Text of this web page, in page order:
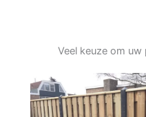
Veel keuze om